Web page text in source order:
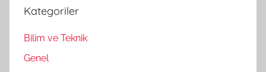
Kategoriler
Bilim ve Teknik
Genel